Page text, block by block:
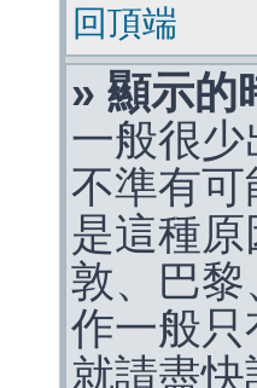
回頂端
» 顯示的
一般很
不準有
是這種
敦、巴
作一般
就請盡快